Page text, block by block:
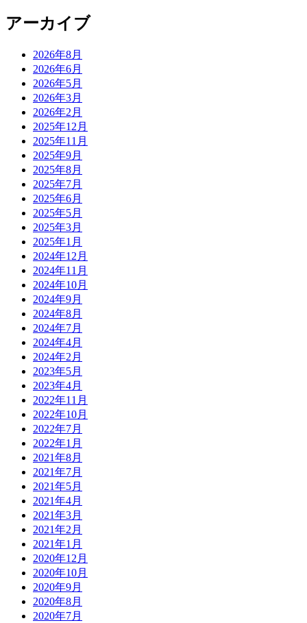
アーカイブ
2026年8月
2026年6月
2026年5月
2026年3月
2026年2月
2025年12月
2025年11月
2025年9月
2025年8月
2025年7月
2025年6月
2025年5月
2025年3月
2025年1月
2024年12月
2024年11月
2024年10月
2024年9月
2024年8月
2024年7月
2024年4月
2024年2月
2023年5月
2023年4月
2022年11月
2022年10月
2022年7月
2022年1月
2021年8月
2021年7月
2021年5月
2021年4月
2021年3月
2021年2月
2021年1月
2020年12月
2020年10月
2020年9月
2020年8月
2020年7月